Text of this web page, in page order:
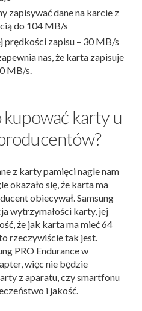
zapisywać dane na karcie z
do 104 MB/s
prędkości zapisu – 30 MB/s
nas, że karta zapisuje
MB/s.
karty u
z karty pamięci nagle nam
okazało się, że karta ma
obiecywał. Samsung
wytrzymałości karty, jej
że jak karta ma mieć 64
rzeczywiście tak jest.
PRO Endurance w
więc nie będzie
z aparatu, czy smartfonu
i jakość.